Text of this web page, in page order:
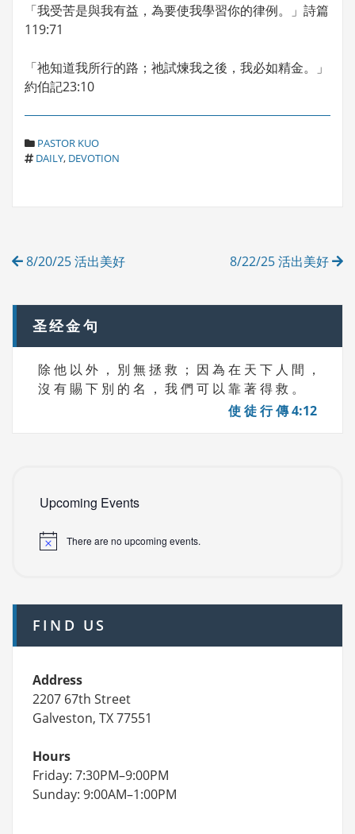
「我受苦是與我有益，為要使我學習你的律例。」詩篇
119:71
「祂知道我所行的路；祂試煉我之後，我必如精金。」
約伯記23:10
C
A
E
PASTOR KUO
T
DAILY, DEVOTION
Post
8/20/25 活出美好 8/22/25 活出美好
圣经金句
除 他 以 外 ， 別 無 拯 救 ； 因 為 在 天 下 人 間 ，
沒 有 賜 下 別 的 名 ， 我 們 可 以 靠 著 得 救 。
使 徒 行 傳 4:12
Upcoming Events
There are no upcoming events.
FIND US
Address
2207 67th Street
Galveston, TX 77551
Hours
Friday: 7:30PM–9:00PM
Sunday: 9:00AM–1:00PM